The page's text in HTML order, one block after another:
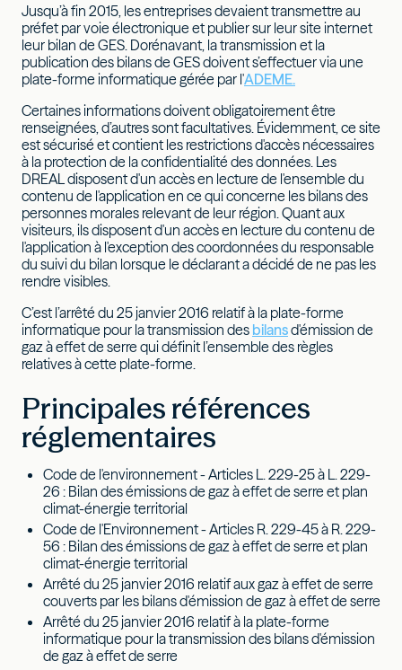
Jusqu’à fin 2015, les entreprises devaient transmettre au
préfet par voie électronique et publier sur leur site internet
leur bilan de GES. Dorénavant, la transmission et la
publication des bilans de GES doivent s’effectuer via une
plate-forme informatique gérée par l'ADEME.
Certaines informations doivent obligatoirement être
renseignées, d’autres sont facultatives. Évidemment, ce site
est sécurisé et contient les restrictions d'accès nécessaires
à la protection de la confidentialité des données. Les
DREAL disposent d'un accès en lecture de l'ensemble du
contenu de l'application en ce qui concerne les bilans des
personnes morales relevant de leur région. Quant aux
visiteurs, ils disposent d'un accès en lecture du contenu de
l'application à l'exception des coordonnées du responsable
du suivi du bilan lorsque le déclarant a décidé de ne pas les
rendre visibles.
C’est l’arrêté du 25 janvier 2016 relatif à la plate-forme
informatique pour la transmission des bilansd'émission de
gaz à effet de serre qui définit l’ensemble des règles
relatives à cette plate-forme.
Principales références
réglementaires
Code de l'environnement - Articles L. 229-25 à L. 229-
26 : Bilan des émissions de gaz à effet de serre et plan
climat-énergie territorial
Code de l'Environnement - Articles R. 229-45 à R. 229-
56 : Bilan des émissions de gaz à effet de serre et plan
climat-énergie territorial
Arrêté du 25 janvier 2016 relatif aux gaz à effet de serre
couverts par les bilans d'émission de gaz à effet de serre
Arrêté du 25 janvier 2016 relatif à la plate-forme
informatique pour la transmission des bilans d'émission
de gaz à effet de serre